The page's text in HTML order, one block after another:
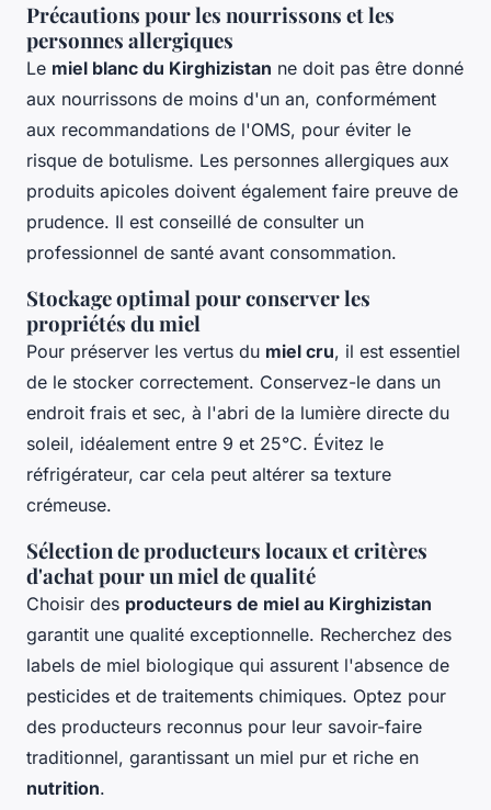
Précautions pour les nourrissons et les
personnes allergiques
Le miel blanc du Kirghizistan ne doit pas être donné
aux nourrissons de moins d'un an, conformément
aux recommandations de l'OMS, pour éviter le
risque de botulisme. Les personnes allergiques aux
produits apicoles doivent également faire preuve de
prudence. Il est conseillé de consulter un
professionnel de santé avant consommation.
Stockage optimal pour conserver les
propriétés du miel
Pour préserver les vertus du miel cru, il est essentiel
de le stocker correctement. Conservez-le dans un
endroit frais et sec, à l'abri de la lumière directe du
soleil, idéalement entre 9 et 25°C. Évitez le
réfrigérateur, car cela peut altérer sa texture
crémeuse.
Sélection de producteurs locaux et critères
d'achat pour un miel de qualité
Choisir des producteurs de miel au Kirghizistan
garantit une qualité exceptionnelle. Recherchez des
labels de miel biologique qui assurent l'absence de
pesticides et de traitements chimiques. Optez pour
des producteurs reconnus pour leur savoir-faire
traditionnel, garantissant un miel pur et riche en
nutrition.